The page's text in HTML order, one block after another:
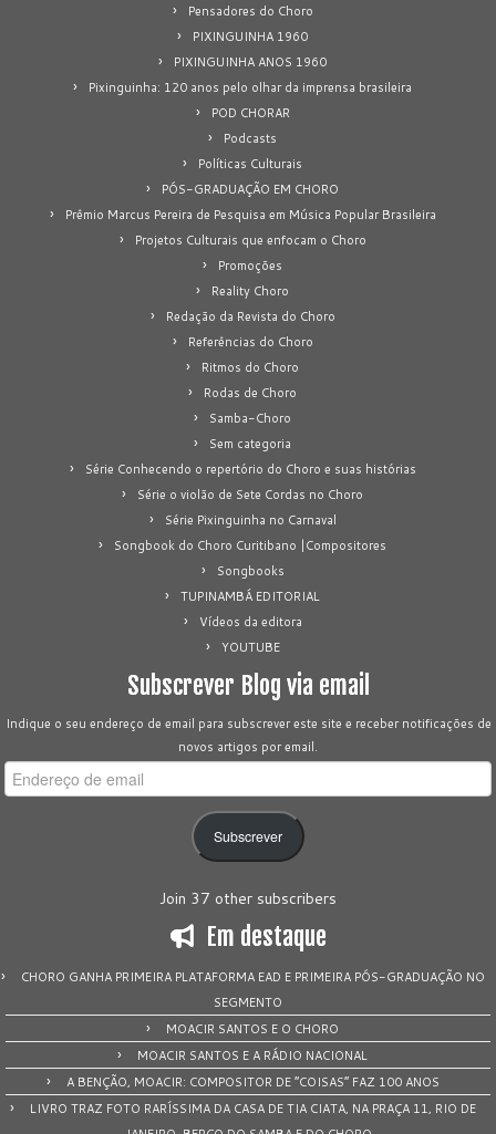
Pensadores do Choro
PIXINGUINHA 1960
PIXINGUINHA ANOS 1960
Pixinguinha: 120 anos pelo olhar da imprensa brasileira
POD CHORAR
Podcasts
Políticas Culturais
PÓS-GRADUAÇÃO EM CHORO
Prêmio Marcus Pereira de Pesquisa em Música Popular Brasileira
Projetos Culturais que enfocam o Choro
Promoções
Reality Choro
Redação da Revista do Choro
Referências do Choro
Ritmos do Choro
Rodas de Choro
Samba-Choro
Sem categoria
Série Conhecendo o repertório do Choro e suas histórias
Série o violão de Sete Cordas no Choro
Série Pixinguinha no Carnaval
Songbook do Choro Curitibano |Compositores
Songbooks
TUPINAMBÁ EDITORIAL
Vídeos da editora
YOUTUBE
Subscrever Blog via email
Indique o seu endereço de email para subscrever este site e receber notificações de
novos artigos por email.
Endereço
de
Subscrever
Join 37 other subscribers
Em destaque
CHORO GANHA PRIMEIRA PLATAFORMA EAD E PRIMEIRA PÓS-GRADUAÇÃO NO
SEGMENTO
MOACIR SANTOS E O CHORO
MOACIR SANTOS E A RÁDIO NACIONAL
A BENÇÃO, MOACIR: COMPOSITOR DE “COISAS” FAZ 100 ANOS
LIVRO TRAZ FOTO RARÍSSIMA DA CASA DE TIA CIATA, NA PRAÇA 11, RIO DE